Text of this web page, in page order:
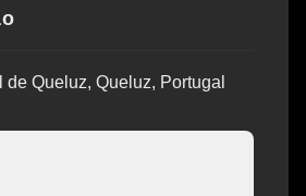
Queluz, Queluz, Portugal